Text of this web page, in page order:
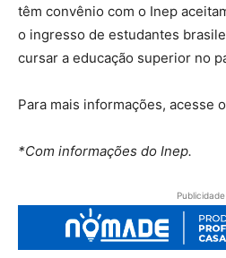
têm convênio com o Inep
o ingresso de estudantes
cursar a educação superior no
Para mais informações, acesse o
*Com informações do Inep.
Publicidade